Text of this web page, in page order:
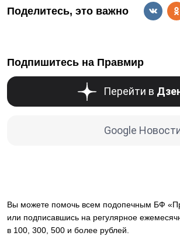
Поделитесь, это важно
Подпишитесь на Правмир
Перейти в
Google
Вы можете помочь всем подопечным БФ
или подписавшись на регулярное
в 100, 300, 500 и более рублей.